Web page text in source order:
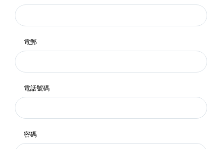
電郵
電話號碼
密碼